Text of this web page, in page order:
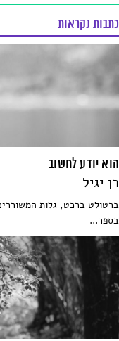
כתבות נקראות
הוא יודע לחשוב
רן יגיל
ברטולט ברכט, גלות
בספר...